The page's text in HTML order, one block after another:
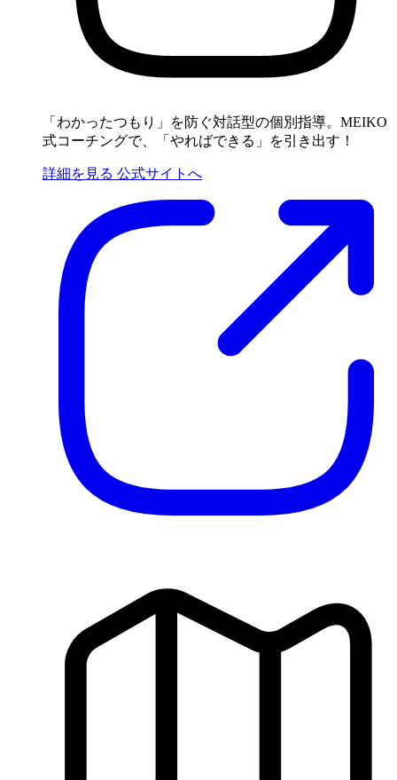
「わかったつもり」を防ぐ対話型の個別指導。MEIKO
式コーチングで、「やればできる」を引き出す！
詳細を見る 公式サイトへ